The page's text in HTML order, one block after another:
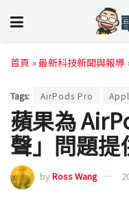
首頁 »最新科技新聞與報導
Tags: AirPods Pro
蘋果為
聲」問題提
byRoss Wang